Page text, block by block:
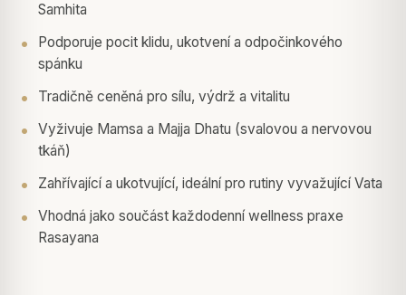
Samhita
Podporuje pocit klidu, ukotvení a odpočinkového
spánku
Tradičně ceněná pro sílu, výdrž a vitalitu
Vyživuje Mamsa a Majja Dhatu (svalovou a nervovou
tkáň)
Zahřívající a ukotvující, ideální pro rutiny vyvažující Vata
Vhodná jako součást každodenní wellness praxe
Rasayana